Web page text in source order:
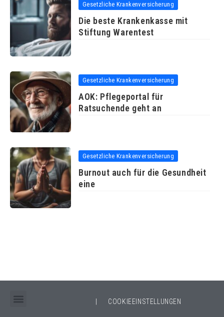
Gesetzliche Krankenversicherung
Die beste Krankenkasse mit
Stiftung Warentest
Gesetzliche Krankenversicherung
AOK: Pflegeportal für
Ratsuchende geht an
Gesetzliche Krankenversicherung
Burnout auch für die Gesundheit
eine
COOKIEEINSTELLUNGEN